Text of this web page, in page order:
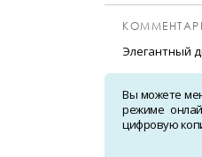
Элегантный
Вы можете
режиме
цифровую